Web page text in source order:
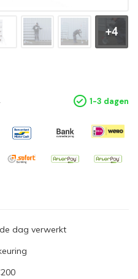
+4
1-3 dagen
dag verwerkt